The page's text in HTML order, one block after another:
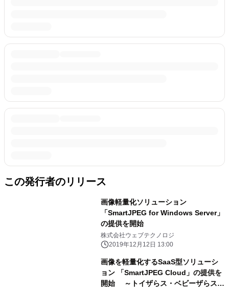
この発行者のリリース
画像軽量化ソリューション
「SmartJPEG for Windows Server」
の提供を開始
株式会社ウェブテクノロジ
2019年12月12日 13:00
画像を軽量化するSaaS型ソリューシ
ョン 「SmartJPEG Cloud」の提供を
開始 ～トイザらス・ベビーザらス